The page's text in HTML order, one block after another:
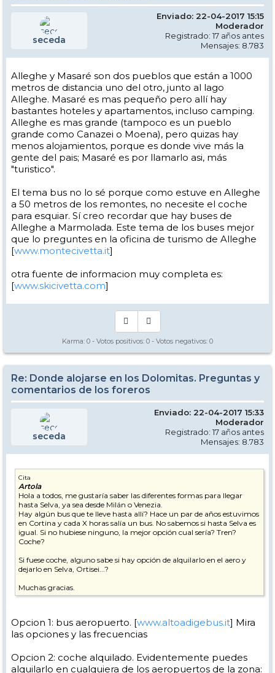
seceda
Enviado: 22-04-2017 15:15
Moderador
Registrado: 17 años antes
Mensajes: 8.783
Alleghe y Masaré son dos pueblos que están a 1000
metros de distancia uno del otro, junto al lago
Alleghe. Masaré es mas pequeño pero allí hay
bastantes hoteles y apartamentos, incluso camping.
Alleghe es mas grande (tampoco es un pueblo
grande como Canazei o Moena), pero quizas hay
menos alojamientos, porque es donde vive más la
gente del pais; Masaré es por llamarlo asi, más
"turistico".
El tema bus no lo sé porque como estuve en Alleghe
a 50 metros de los remontes, no necesite el coche
para esquiar. Sí creo recordar que hay buses de
Alleghe a Marmolada. Este tema de los buses mejor
que lo preguntes en la oficina de turismo de Alleghe
[www.montecivetta.it]
otra fuente de informacion muy completa es:
[www.skicivetta.com]
Karma: 0 - Votos positivos: 0 - Votos negativos: 0
Re: Donde alojarse en los Dolomitas. Preguntas y
comentarios de los foreros
seceda
Enviado: 22-04-2017 15:33
Moderador
Registrado: 17 años antes
Mensajes: 8.783
Cita
Artola
Hola a todos, me gustaría saber las diferentes formas para llegar
hasta Selva, ya sea desde Milán o Venezia.
Hay algún bus que te lleve hasta allí? Hace un par de años estuvimos
en Cortina y cada X horas salía un bus. No sabemos si hasta Selva es
igual. Si no hubiese ninguno, la mejor opción cual sería? Tren?
Coche?
Si fuese coche, alguno sabe si hay opción de alquilarlo en el aero y
dejarlo en Selva, Ortisei...?
Muchas gracias.
Opcion 1: bus aeropuerto. [www.altoadigebus.it] Mira
las opciones y las frecuencias
Opcion 2: coche alquilado. Evidentemente puedes
alquilarlo en cualquiera de los aeropuertos de la zona: